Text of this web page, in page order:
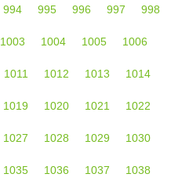
994 995 996 997 998
1003 1004 1005 1006
1011 1012 1013 1014
1019 1020 1021 1022
1027 1028 1029 1030
1035 1036 1037 1038